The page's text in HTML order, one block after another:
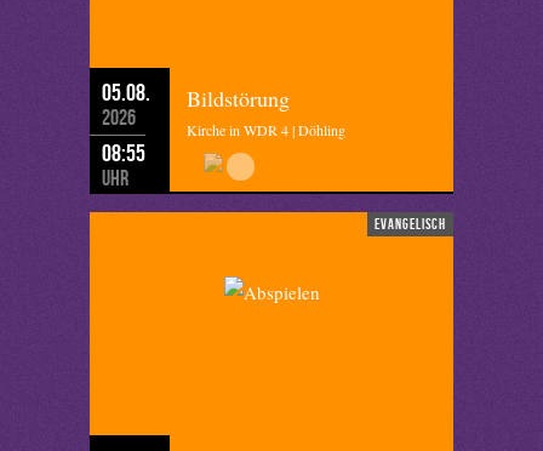
05.08.
2026
08:55
Uhr
Bildstörung
Kirche in WDR 4 | Döhling
evangelisch